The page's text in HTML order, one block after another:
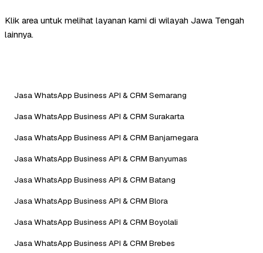
Klik area untuk melihat layanan kami di wilayah Jawa Tengah
lainnya.
Jasa WhatsApp Business API & CRM Semarang
Jasa WhatsApp Business API & CRM Surakarta
Jasa WhatsApp Business API & CRM Banjarnegara
Jasa WhatsApp Business API & CRM Banyumas
Jasa WhatsApp Business API & CRM Batang
Jasa WhatsApp Business API & CRM Blora
Jasa WhatsApp Business API & CRM Boyolali
Jasa WhatsApp Business API & CRM Brebes